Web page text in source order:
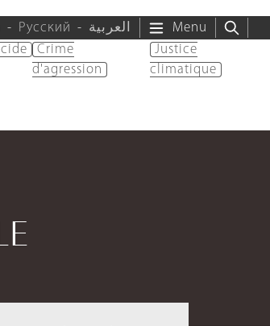
Русский العربية Menu
Crime
d'agression
Justice
climatique